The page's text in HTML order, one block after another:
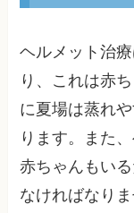
ヘルメット治
り、これは赤
に夏場は蒸れ
ります。また
赤ちゃんもい
なければなりま